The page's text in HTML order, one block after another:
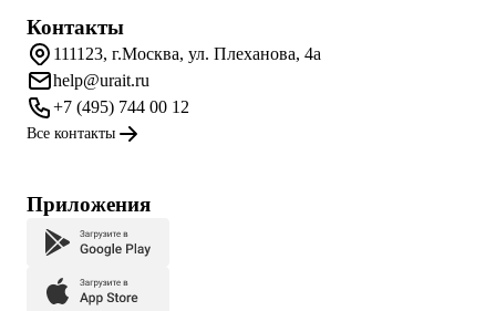
Контакты
111123, г.Москва, ул. Плеханова, 4а
help@urait.ru
+7 (495) 744 00 12
Все контакты
Приложения